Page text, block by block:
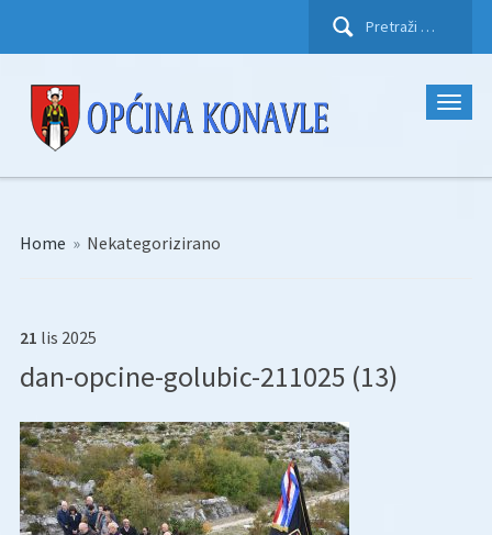
Pretraži:
Home » Nekategorizirano
21 lis 2025
dan-opcine-golubic-211025 (13)